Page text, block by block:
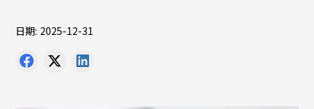
日期: 2025-12-31